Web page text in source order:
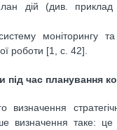
дій (див. приклад
моніторингу
роботи [1, c. 42].
час планування
визначення
визначення таке: це